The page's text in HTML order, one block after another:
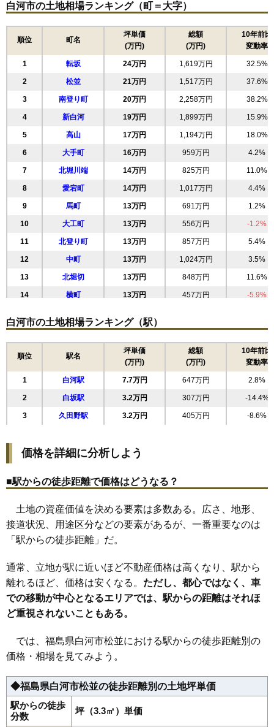
白河市の土地相場ランキング（町＝大字）
順位 町名
坪単価
(万円)
総額
(万円)
10年前比
変動率
1 転坂 24万円 1,619万円 32.5%
2 松並 21万円 1,517万円 37.6%
3 南登り町 20万円 2,258万円 38.2%
4 新白河 19万円 1,899万円 15.9%
5 高山 17万円 1,194万円 18.0%
6 大手町 16万円 959万円 4.2%
7 北堀川端 14万円 825万円 11.0%
8 愛宕町 14万円 1,017万円 4.4%
9 馬町 13万円 691万円 1.2%
10 大工町 13万円 556万円 -1.2%
11 北登り町 13万円 857万円 5.4%
12 中町 13万円 1,024万円 3.5%
13 北堀切 13万円 848万円 11.6%
14 横町 13万円 457万円 -5.9%
16 円明寺 12万円 815万円 12.0%
12万円 563万円 4.5%
12万円 672万円 12.8%
19 北真舟 12万円 812万円 2.4%
20 菖蒲沢 11万円 773万円 4.7%
21 金鈴 11万円 1,036万円 3.9%
23 向新蔵 11万円
25 真舟 11万円 869万円 2.4%
26 白井掛 11万円 472万円 13.2%
27 会津町 10万円 909万円 1.9%
28 中田
29 和尚壇山 10万円 578万円 11.1%
30 みさか 10万円 749万円 11.2%
31 道場小路 10万円 714万円 1.5%
32 昭和町 10万円
34 寺小路
36 番士小路 10万円 601万円
37 南真舟
38
白河市の土地相場ランキング（駅）
順位 駅名
坪単価
(万円)
総額
(万円)
10年前比
変動率
1 白河駅 7.7万円 647万円 2.8%
2 白坂駅 3.2万円 307万円 -14.4%
3 久田野駅 3.2万円 405万円 -8.6%
価格を詳細に分析しよう
■駅からの徒歩距離で価格はどうなる？
土地の資産価値を決める要素は多数ある。広さ、地形、
接道状況、用途区分などの要素があるが、一番重要なのは
「駅からの徒歩距離」だ。
通常、立地が駅に近いほど不動産価格は高くなり、駅から
離れるほど、価格は安くなる。 ただし、都心ではなく、車
での移動が中心となるエリアでは、駅からの距離はそれほ
ど重視されないこともある。
では、福島県白河市松並における駅からの徒歩距離別の
価格・相場を見てみよう。
◆福島県白河市松並の徒歩距離別の土地坪単価
駅からの徒歩
分数
坪（3.3㎡）単価